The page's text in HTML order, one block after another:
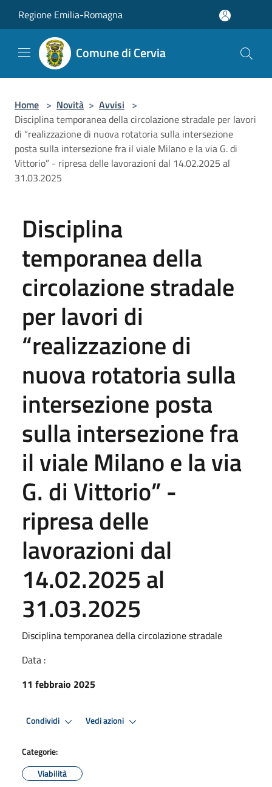
Regione Emilia-Romagna
Comune di Cervia
Home > Novità > Avvisi >
Disciplina temporanea della circolazione stradale per lavori
di “realizzazione di nuova rotatoria sulla intersezione
posta sulla intersezione fra il viale Milano e la via G. di
Vittorio” - ripresa delle lavorazioni dal 14.02.2025 al
31.03.2025
Disciplina
temporanea della
circolazione stradale
per lavori di
“realizzazione di
nuova rotatoria sulla
intersezione posta
sulla intersezione fra
il viale Milano e la via
G. di Vittorio” -
ripresa delle
lavorazioni dal
14.02.2025 al
31.03.2025
Disciplina temporanea della circolazione stradale
Data :
11 febbraio 2025
Condividi Vedi azioni
Categorie:
Viabilità